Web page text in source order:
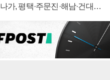
가, 평택·주문진·해남·건대로